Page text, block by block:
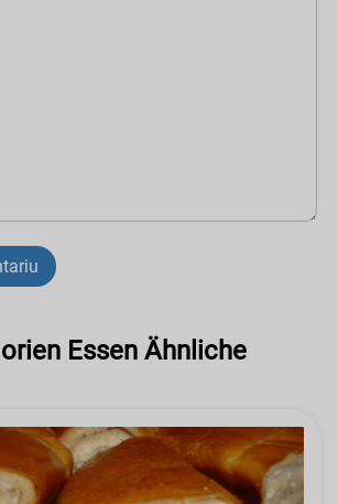
Essen Ähnliche